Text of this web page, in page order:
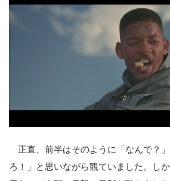
正直、前半はそのように「なんで？
ろ！」と思いながら観ていました。し